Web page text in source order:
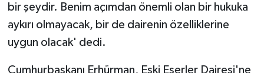
bir şeydir. Benim açımdan önemli olan bir hukuka
aykırı olmayacak, bir de dairenin özelliklerine
uygun olacak' dedi.
Cumhurbaşkanı Erhürman, Eski Eserler Dairesi'ne